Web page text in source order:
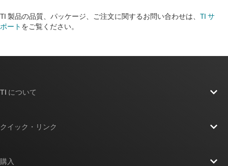
TI 製品の品質、パッケージ、ご注文に関するお問い合わせは、 TI サ
ポート をご覧ください。​​​​​​​​​​​​​​
TI について
クイック・リンク
購入